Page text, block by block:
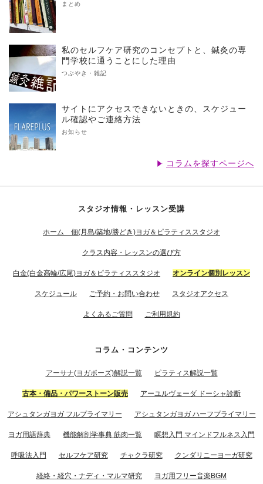
まとめ
私のセルフケア研究のコンセプトと、鍼灸の専
門学校に通うことにした理由
つぶやき・雑記
サイトにアクセスできないときの、スケジュー
ル確認やご連絡方法
お知らせ
コラムを探すページへ
スタジオ情報・レッスン受講
ホーム 佃(月島/築地/勝どき)ヨガ＆ピラティススタジオ
クラス内容・レッスンの選び方
白金(白金高輪/広尾)ヨガ＆ピラティススタジオ オンライン個別レッスン
スケジュール ご予約・お問い合わせ スタジオアクセス
よくあるご質問 ご利用規約
コラム・コンテンツ
アーサナ(ヨガポーズ)解説一覧 ピラティス解説一覧
古本・備品・パワーストーン販売 アーユルヴェーダ ドーシャ診断
アシュタンガヨガ フルプライマリー アシュタンガヨガ ハーフプライマリー
ヨガ用語辞典 機能解剖学事典 筋肉一覧 瞑想入門 マインドフルネス入門
呼吸法入門 セルフケア研究 チャクラ研究 クンダリニーヨーガ研究
経絡・経穴・ナディ・マルマ研究 ヨガ用フリー音楽BGM